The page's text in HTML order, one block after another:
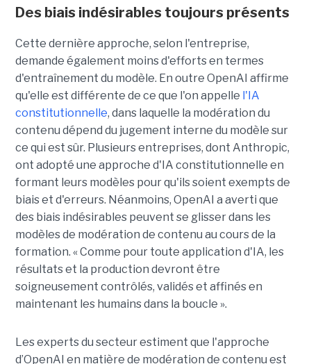
Des biais indésirables toujours présents
Cette dernière approche, selon l'entreprise,
demande également moins d'efforts en termes
d'entraînement du modèle. En outre OpenAI affirme
qu'elle est différente de ce que l'on appelle l'IA
constitutionnelle, dans laquelle la modération du
contenu dépend du jugement interne du modèle sur
ce qui est sûr. Plusieurs entreprises, dont Anthropic,
ont adopté une approche d'IA constitutionnelle en
formant leurs modèles pour qu'ils soient exempts de
biais et d'erreurs. Néanmoins, OpenAI a averti que
des biais indésirables peuvent se glisser dans les
modèles de modération de contenu au cours de la
formation. « Comme pour toute application d'IA, les
résultats et la production devront être
soigneusement contrôlés, validés et affinés en
maintenant les humains dans la boucle ».
Les experts du secteur estiment que l'approche
d’OpenAI en matière de modération de contenu est